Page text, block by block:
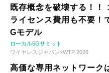
既存概念を破壊する！！
ライセンス費用も不要
Gモデル
ローカル5Gサミット
ワイヤレスジャパン×WTP 2026
高価な専用ネットワーク